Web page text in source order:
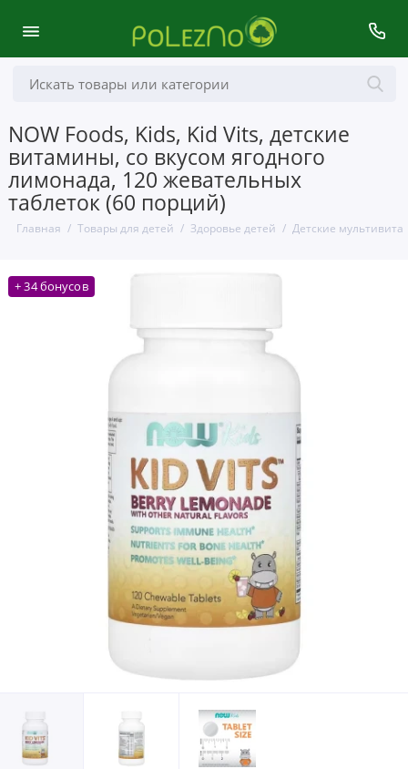
NOW Foods, Kids, Kid Vits, детские
витамины, со вкусом ягодного
лимонада, 120 жевательных
таблеток (60 порций)
Главная Товары для детей Здоровье детей Детские
+ 34 бонусов